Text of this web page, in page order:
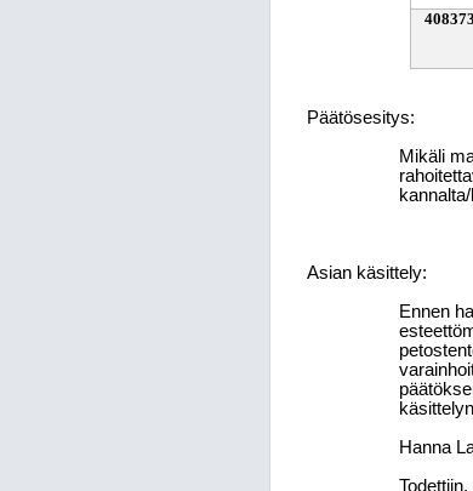
408373
Päätösesitys:
Mikäli
Asian käsittely:
Ennen
Hanna